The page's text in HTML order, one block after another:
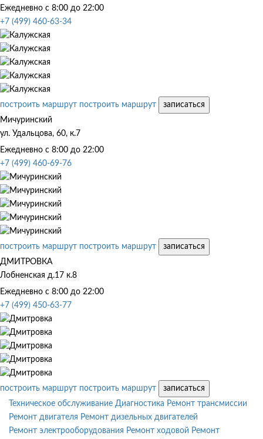
Ежедневно с 8:00 до 22:00
+7 (499) 460-63-34
построить маршрут построить маршрут
записаться
Мичуринский
ул. Удальцова, 60, к.7
Ежедневно с 8:00 до 22:00
+7 (499) 460-69-76
построить маршрут построить маршрут
записаться
ДМИТРОВКА
Лобненская д.17 к.8
Ежедневно с 8:00 до 22:00
+7 (499) 450-63-77
построить маршрут построить маршрут
записаться
Техническое обслуживание Диагностика Ремонт трансмиссии
Ремонт двигателя Ремонт дизельных двигателей
Ремонт электрооборудования Ремонт ходовой Ремонт